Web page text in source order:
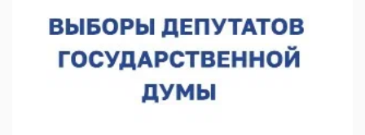
В Нижнем Новгороде отметили 70-летие Дня строителя